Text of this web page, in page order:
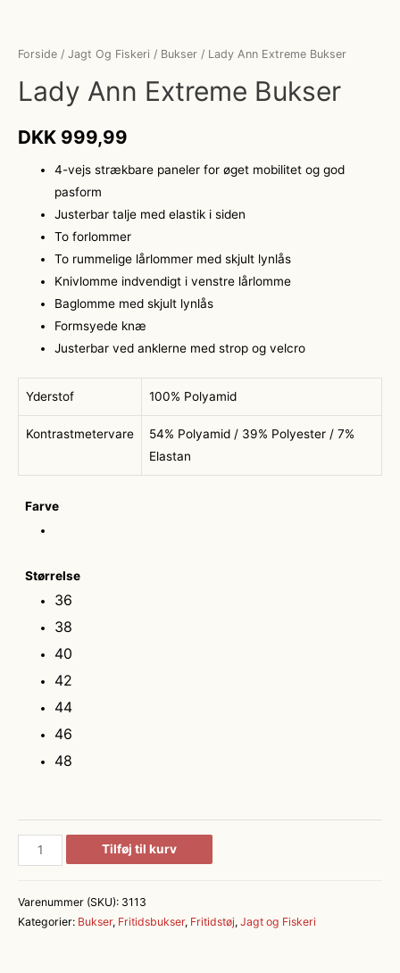
Forside / Jagt Og Fiskeri / Bukser / Lady Ann Extreme Bukser
Lady Ann Extreme Bukser
DKK 999,99
4-vejs strækbare paneler for øget mobilitet og god
pasform
Justerbar talje med elastik i siden
To forlommer
To rummelige lårlommer med skjult lynlås
Knivlomme indvendigt i venstre lårlomme
Baglomme med skjult lynlås
Formsyede knæ
Justerbar ved anklerne med strop og velcro
Yderstof 100% Polyamid
Kontrastmetervare
54% Polyamid / 39% Polyester / 7%
Elastan
Farve
Størrelse
36
38
40
42
44
46
48
Lady
Ann
Bukser
Tilføj til kurv
Varenummer (SKU): 3113
Kategorier: Bukser, Fritidsbukser, Fritidstøj, Jagt og Fiskeri